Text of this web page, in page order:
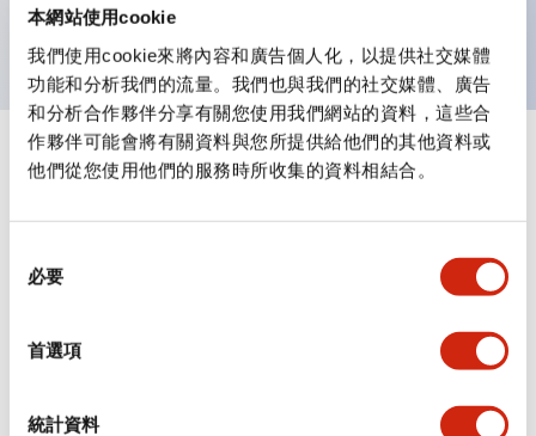
本網站使用cookie
我們使用cookie來將內容和廣告個人化，以提供社交媒體
功能和分析我們的流量。我們也與我們的社交媒體、廣告
和分析合作夥伴分享有關您使用我們網站的資料，這些合
作夥伴可能會將有關資料與您所提供給他們的其他資料或
他們從您使用他們的服務時所收集的資料相結合。
必要
首選項
統計資料
可使用專用配件輕鬆更換為Φ22閃光輪廓
規格
審美規範
電氣規範（額定照明部分）
環境規範
機械規格